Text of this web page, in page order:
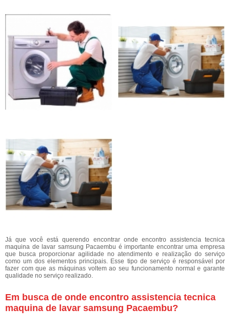
Já que você está querendo encontrar onde encontro assistencia tecnica
maquina de lavar samsung Pacaembu é importante encontrar uma empresa
que busca proporcionar agilidade no atendimento e realização do serviço
como um dos elementos principais. Esse tipo de serviço é responsável por
fazer com que as máquinas voltem ao seu funcionamento normal e garante
qualidade no serviço realizado.
Em busca de onde encontro assistencia tecnica
maquina de lavar samsung Pacaembu?